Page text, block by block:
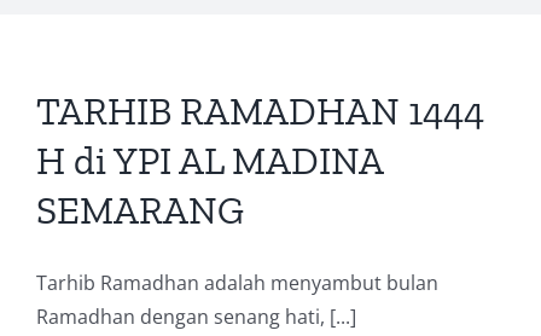
TARHIB RAMADHAN 1444
H di YPI AL MADINA
SEMARANG
Tarhib Ramadhan adalah menyambut bulan
Ramadhan dengan senang hati, [...]